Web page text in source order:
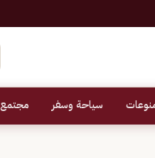
سياحة وسفر مجتمع